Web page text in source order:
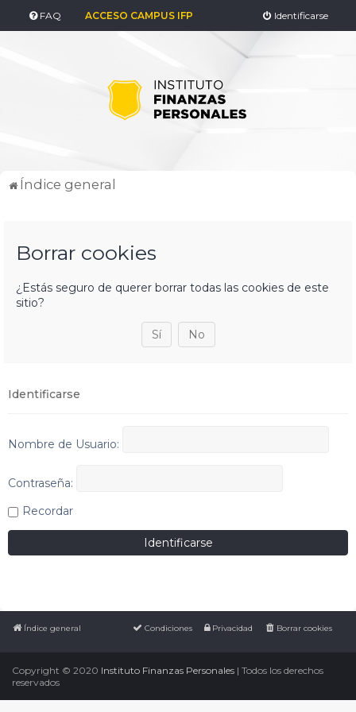
FAQ ACCESO CAMPUS IFP Identificarse
Índice general
Borrar cookies
¿Estás seguro de querer borrar todas las cookies de este
sitio?
Identificarse
Nombre de Usuario:
Contraseña:
Recordar
Índice general Borrar cookies
Privacidad
Condiciones
Copyright © 2020 Instituto Finanzas Personales | Todos los derechos
reservados